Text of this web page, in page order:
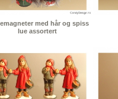
med hår og spiss
lue assortert